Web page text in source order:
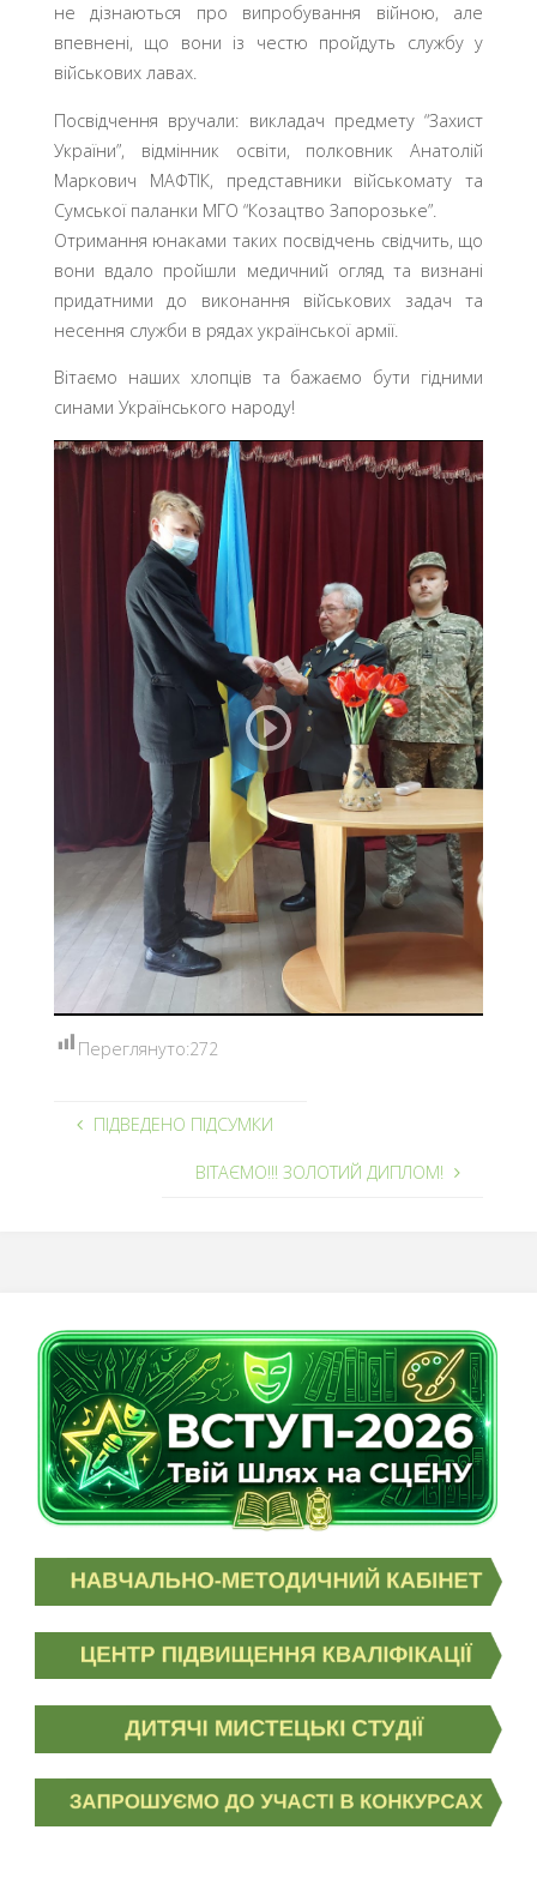
не дізнаються про випробування війною, але
впевнені, що вони із честю пройдуть службу у
військових лавах.
Посвідчення вручали: викладач предмету “Захист
України”, відмінник освіти, полковник Анатолій
Маркович МАФТІК, представники військомату та
Сумської паланки МГО “Козацтво Запорозьке”.
Отримання юнаками таких посвідчень свідчить, що
вони вдало пройшли медичний огляд та визнані
придатними до виконання військових задач та
несення служби в рядах української армії.
Вітаємо наших хлопців та бажаємо бути гідними
синами Українського народу!
Переглянуто:272
ПІДВЕДЕНО ПІДСУМКИ
ВІТАЄМО!!! ЗОЛОТИЙ ДИПЛОМ!